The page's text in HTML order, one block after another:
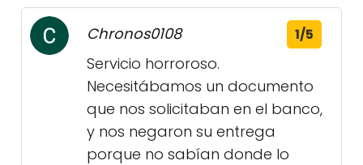
Chronos0108 1/5
Servicio horroroso.
Necesitábamos un documento
que nos solicitaban en el banco,
y nos negaron su entrega
porque no sabían donde lo